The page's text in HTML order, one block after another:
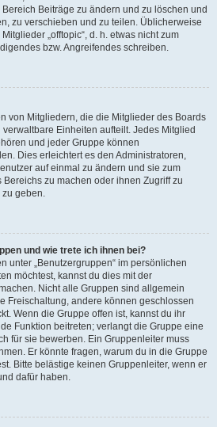
Beiträge zu ändern und zu löschen und
zu verschieben und zu teilen. Üblicherweise
„offtopic“, d. h. etwas nicht zum
bzw. Angreifendes schreiben.
von Mitgliedern, die die Mitglieder des Boards
Einheiten aufteilt. Jedes Mitglied
und jeder Gruppe können
Dies erleichtert es den Administratoren,
auf einmal zu ändern und sie zum
zu machen oder ihnen Zugriff zu
zu geben.
und wie trete ich ihnen bei?
unter „Benutzergruppen“ im persönlichen
möchtest, kannst du dies mit der
Nicht alle Gruppen sind allgemein
Freischaltung, andere können geschlossen
Wenn die Gruppe offen ist, kannst du ihr
Funktion beitreten; verlangt die Gruppe eine
für sie bewerben. Ein Gruppenleiter muss
Er könnte fragen, warum du in die Gruppe
Bitte belästige keinen Gruppenleiter, wenn er
dafür haben.